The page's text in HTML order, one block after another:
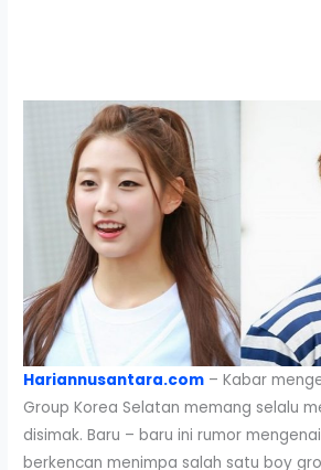
Hariannusantara.com – Kabar
Group Korea Selatan memang selalu
disimak. Baru – baru ini rumor
berkencan menimpa salah satu boy